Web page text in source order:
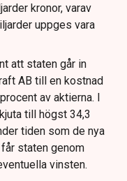
kronor, varav
uppges vara
att staten går in
AB till en kostnad
av aktierna. I
till högst 34,3
tiden som de nya
staten genom
vinsten.